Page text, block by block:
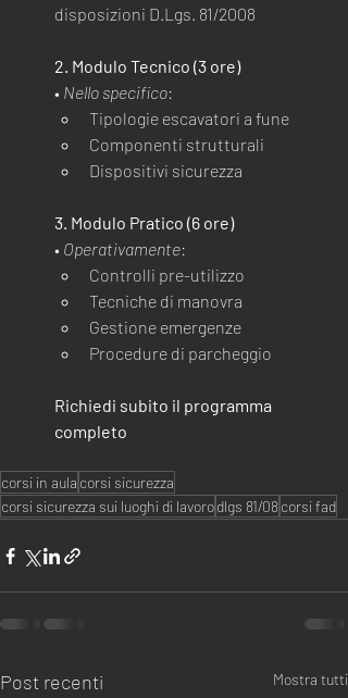
disposizioni D.Lgs. 81/2008
2. Modulo Tecnico (3 ore)
• Nello specifico:
Tipologie escavatori a fune
Componenti strutturali
Dispositivi sicurezza
3. Modulo Pratico (6 ore)
• Operativamente:
Controlli pre-utilizzo
Tecniche di manovra
Gestione emergenze
Procedure di parcheggio
Richiedi subito il programma
completo
corsi in aula corsi sicurezza
corsi sicurezza sui luoghi di lavorodlgs 81/08 corsi fad
Post recenti Mostra tutti